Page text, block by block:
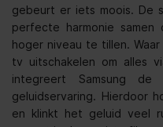
gebeurt er iets moois. De
perfecte harmonie samen
hoger niveau te tillen.
tv uitschakelen om alles
integreert Samsung
geluidservaring. Hierdoor
en klinkt het geluid veel